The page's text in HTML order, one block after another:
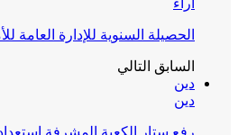
آراء
الحصيلة السنوية للإدارة العامة
السابق التالي
دين
دين
رفع ستار الكعبة المشرفة